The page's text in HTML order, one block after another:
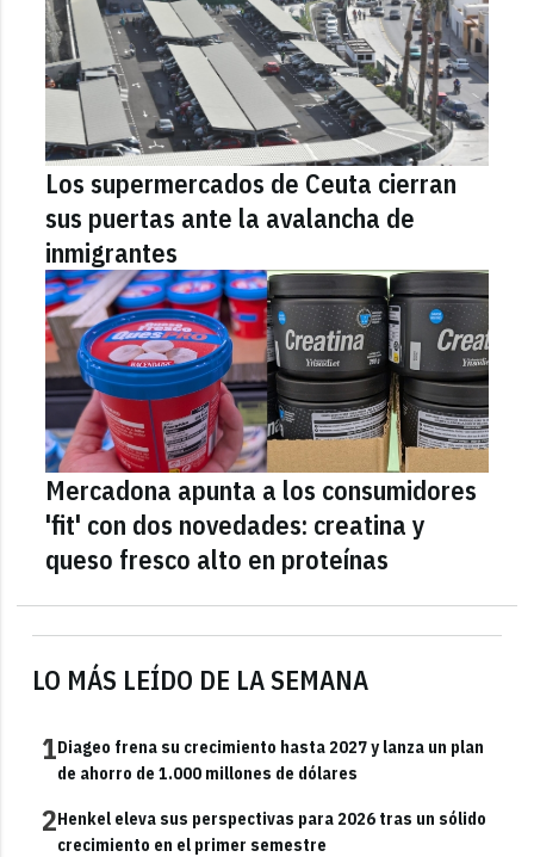
LO MÁS LEÍDO DE LA SEMANA
1Diageo frena su crecimiento hasta 2027 y lanza un plan
de ahorro de 1.000 millones de dólares
2Henkel eleva sus perspectivas para 2026 tras un sólido
crecimiento en el primer semestre
Los supermercados de Ceuta cierran
sus puertas ante la avalancha de
inmigrantes
Mercadona apunta a los consumidores
'fit' con dos novedades: creatina y
queso fresco alto en proteínas